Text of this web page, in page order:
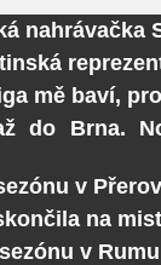
nahrávačka
mě baví,
do Brna.
v
na
v